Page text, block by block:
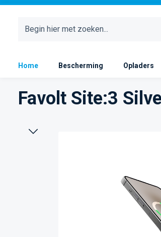
Home Bescherming Opladers
Favolt Site:3
Afbeeldingengalerij overslaan